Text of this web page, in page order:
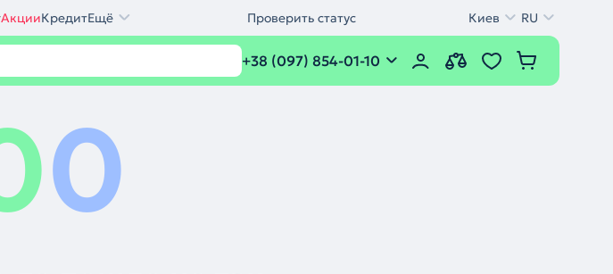
АкцииКредитЕщё Проверить статус Киев RU
+38 (097) 854-01-10
0